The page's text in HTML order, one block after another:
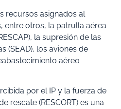
recursos asignados al
entre otros, la patrulla aérea
la supresión de las
(SEAD), los aviones de
aéreo
por el IP y la fuerza de
rescate (RESCORT) es una